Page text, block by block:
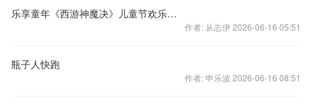
乐享童年《西游神魔决》儿童节欢乐无限
作者: 从志伊 2026-06-16 05:51
瓶子人快跑
作者: 申乐波 2026-06-16 08:51